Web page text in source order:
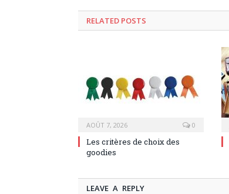
RELATED POSTS
AOÛT 7, 2026 0
Les critères de choix des
goodies
LEAVE A REPLY